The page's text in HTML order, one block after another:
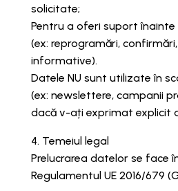
solicitate;
Pentru a oferi suport
(ex: reprogramări,
informative).
Datele NU sunt utilizate în
(ex: newslettere, campanii
dacă v-ați exprimat explicit
4. Temeiul legal
Prelucrarea datelor se face
Regulamentul UE 2016/679